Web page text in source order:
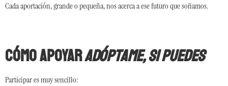
Cada aportación, grande o pequeña, nos acerca a ese futuro que soñamos.
Cómo apoyarAdóptame, si puedes
Participar es muy sencillo: